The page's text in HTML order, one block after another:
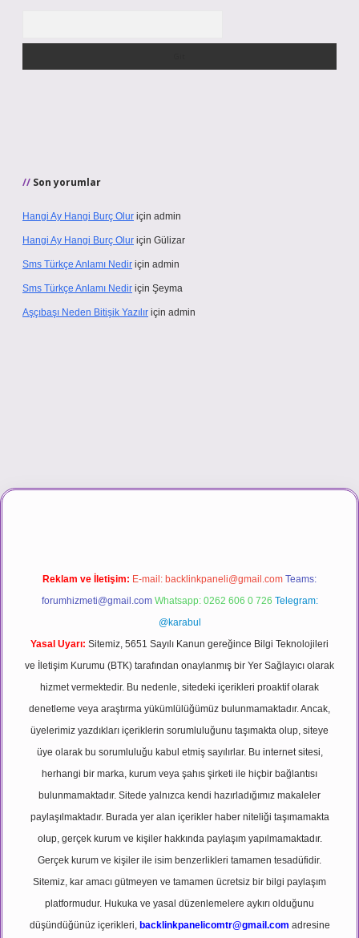
Son yorumlar
Hangi Ay Hangi Burç Olur için admin
Hangi Ay Hangi Burç Olur için Gülizar
Sms Türkçe Anlamı Nedir için admin
Sms Türkçe Anlamı Nedir için Şeyma
Aşçıbaşı Neden Bitişik Yazılır için admin
Reklam ve İletişim: E-mail: backlinkpaneli@gmail.com Teams:
forumhizmeti@gmail.com Whatsapp: 0262 606 0 726 Telegram:
@karabul
Yasal Uyarı: Sitemiz, 5651 Sayılı Kanun gereğince Bilgi Teknolojileri
ve İletişim Kurumu (BTK) tarafından onaylanmış bir Yer Sağlayıcı olarak
hizmet vermektedir. Bu nedenle, sitedeki içerikleri proaktif olarak
denetleme veya araştırma yükümlülüğümüz bulunmamaktadır. Ancak,
üyelerimiz yazdıkları içeriklerin sorumluluğunu taşımakta olup, siteye
üye olarak bu sorumluluğu kabul etmiş sayılırlar. Bu internet sitesi,
herhangi bir marka, kurum veya şahıs şirketi ile hiçbir bağlantısı
bulunmamaktadır. Sitede yalnızca kendi hazırladığımız makaleler
paylaşılmaktadır. Burada yer alan içerikler haber niteliği taşımamakta
olup, gerçek kurum ve kişiler hakkında paylaşım yapılmamaktadır.
Gerçek kurum ve kişiler ile isim benzerlikleri tamamen tesadüfidir.
Sitemiz, kar amacı gütmeyen ve tamamen ücretsiz bir bilgi paylaşım
platformudur. Hukuka ve yasal düzenlemelere aykırı olduğunu
düşündüğünüz içerikleri, backlinkpanelicomtr@gmail.com adresine